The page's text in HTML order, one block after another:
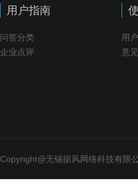
用户指南
问答分类
企业点评
用
意
Copyright@无锡据风网络科技有限